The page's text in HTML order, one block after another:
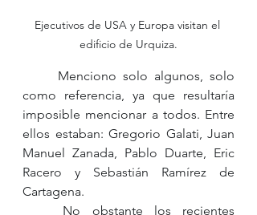
Ejecutivos de USA y Europa visitan el
edificio de Urquiza.
como referencia, ya que resultaría
imposible mencionar a todos. Entre
ellos estaban: Gregorio Galati, Juan
Manuel Zanada, Pablo Duarte, Eric
Racero y Sebastián Ramírez de
Cartagena.